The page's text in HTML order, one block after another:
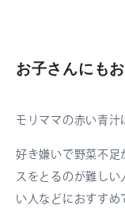
お子さんにも
モリママの赤い青汁
好き嫌いで野菜不足
スをとるのが難し
い人などにおすすめ